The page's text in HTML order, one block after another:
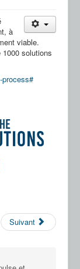
à
viable.
solutions
Suivant